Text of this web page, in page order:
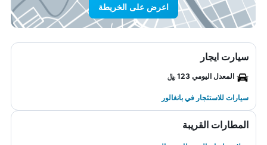
اعرض على الخريطة
سيارت ايجار
المعدل اليومي 123 ﷼
سيارات للاستئجار في بانغالور
المطارات القريبة